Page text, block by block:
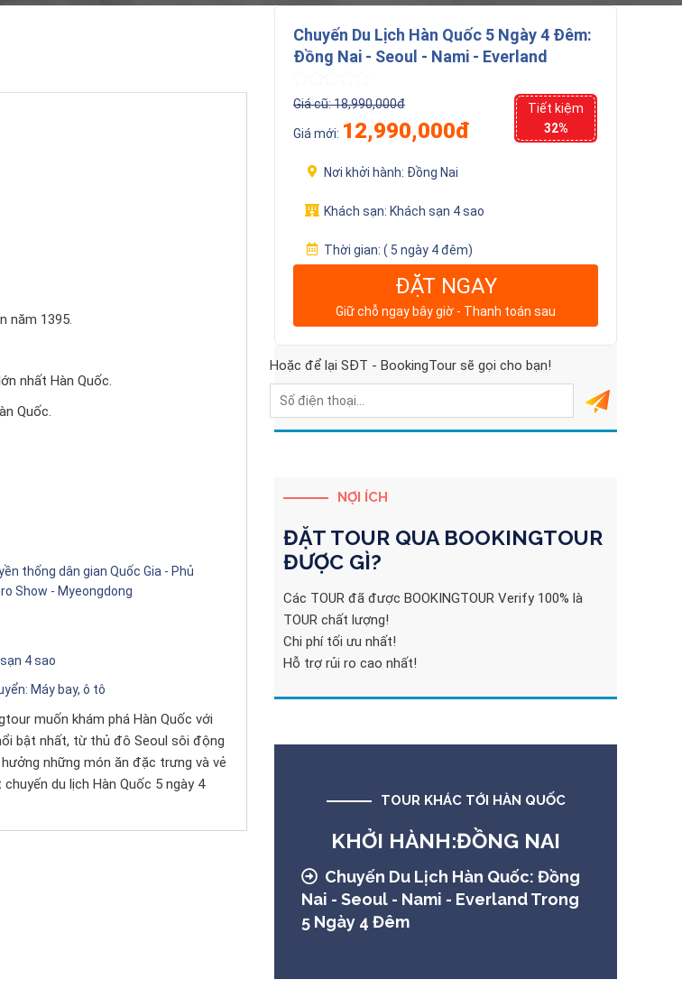
năm 1395.
nhất Hàn Quốc.
Quốc.
thống dân gian Quốc Gia - Phủ
Show - Myeongdong
4 sao
Máy bay, ô tô
muốn khám phá Hàn Quốc với
bật nhất, từ thủ đô Seoul sôi động
những món ăn đặc trưng và vẻ
du lịch Hàn Quốc 5 ngày 4
Chuyến Du Lịch Hàn Quốc 5 Ngày 4 Đêm:
Đồng Nai - Seoul - Nami - Everland
Giá cũ:18,990,000đ
Giá mới: 12,990,000đ
Tiết kiệm
32%
Nơi khởi hành: Đồng Nai
Khách sạn: Khách sạn 4 sao
Thời gian:( 5 ngày 4 đêm)
ĐẶT NGAY
Giữ chỗ ngay bây giờ - Thanh toán sau
Hoặc để lại SĐT - BookingTour sẽ gọi cho bạn!
NỢI ÍCH
ĐẶT TOUR QUA BOOKINGTOUR
ĐƯỢC GÌ?
Các TOUR đã được BOOKINGTOUR Verify 100% là
TOUR chất lượng!
Chi phí tối ưu nhất!
Hỗ trợ rủi ro cao nhất!
TOUR KHÁC TỚI HÀN QUỐC
KHỞI HÀNH:ĐỒNG NAI
Chuyến Du Lịch Hàn Quốc: Đồng
Nai - Seoul - Nami - Everland Trong
5 Ngày 4 Đêm